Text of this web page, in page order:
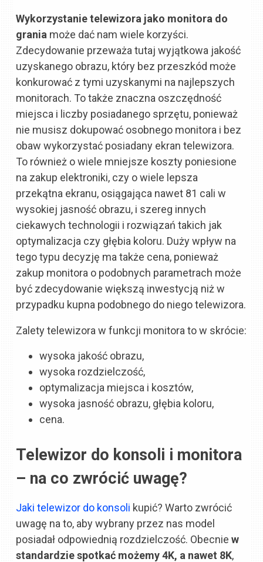
Wykorzystanie telewizora jako monitora do
grania może dać nam wiele korzyści.
Zdecydowanie przeważa tutaj wyjątkowa jakość
uzyskanego obrazu, który bez przeszkód może
konkurować z tymi uzyskanymi na najlepszych
monitorach. To także znaczna oszczędność
miejsca i liczby posiadanego sprzętu, ponieważ
nie musisz dokupować osobnego monitora i bez
obaw wykorzystać posiadany ekran telewizora.
To również o wiele mniejsze koszty poniesione
na zakup elektroniki, czy o wiele lepsza
przekątna ekranu, osiągająca nawet 81 cali w
wysokiej jasność obrazu, i szereg innych
ciekawych technologii i rozwiązań takich jak
optymalizacja czy głębia koloru. Duży wpływ na
tego typu decyzję ma także cena, ponieważ
zakup monitora o podobnych parametrach może
być zdecydowanie większą inwestycją niż w
przypadku kupna podobnego do niego telewizora.
Zalety telewizora w funkcji monitora to w skrócie:
wysoka jakość obrazu,
wysoka rozdzielczość,
optymalizacja miejsca i kosztów,
wysoka jasność obrazu, głębia koloru,
cena.
Telewizor do konsoli i monitora
– na co zwrócić uwagę?
Jaki telewizor do konsoli kupić? Warto zwrócić
uwagę na to, aby wybrany przez nas model
posiadał odpowiednią rozdzielczość. Obecniew
standardzie spotkać możemy 4K, a nawet 8K,